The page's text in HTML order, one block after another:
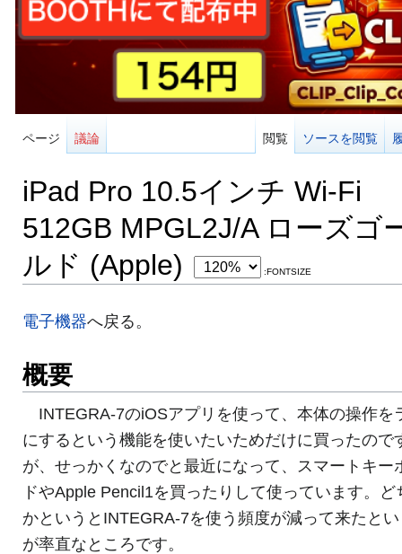
ページ 議論 閲覧 ソースを閲覧
iPad Pro 10.5インチ Wi-Fi
512GB MPGL2J/A ローズゴ
ルド (Apple)
:FONTSIZE
電子機器へ戻る。
概要
INTEGRA-7のiOSアプリを使って、本体の操作を
にするという機能を使いたいためだけに買ったので
が、せっかくなのでと最近になって、スマートキー
ドやApple Pencil1を買ったりして使っています。ど
かというとINTEGRA-7を使う頻度が減って来たと
が率直なところです。